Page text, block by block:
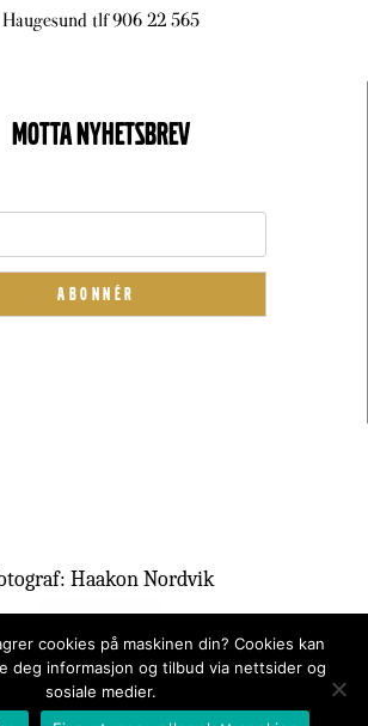
Haugesund tlf 906 22 565
MOTTA NYHETSBREV
Haakon Nordvik
cookies på maskinen din? Cookies kan
deg informasjon og tilbud via nettsider og
sosiale medier.